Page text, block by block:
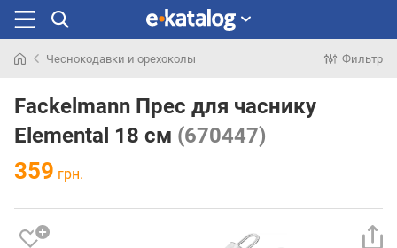
раньше
Чеснокодавки и орехоколы Фильтр
Fackelmann Прес для часнику
Elemental 18 см (670447)
359 грн.